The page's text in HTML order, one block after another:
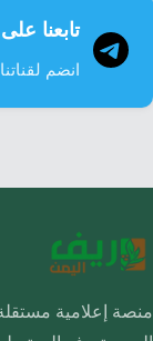
تابعنا
انضم
منصة إعلامية